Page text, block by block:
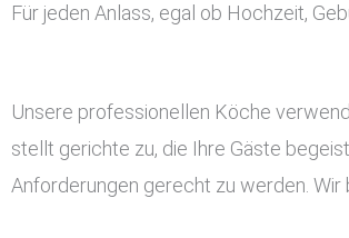
Für jeden Anlass, egal ob Hochzeit,
Unsere professionellen Köche
stellt gerichte zu, die Ihre Gäste
Anforderungen gerecht zu werden. Wir